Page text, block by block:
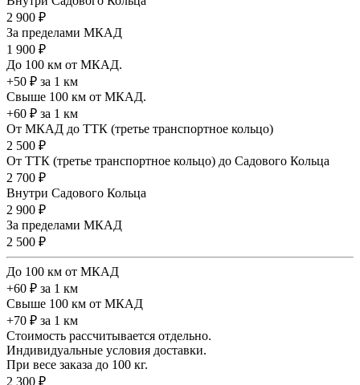
2 900 ₽
За пределами МКАД
1 900 ₽
До 100 км от МКАД.
+50 ₽ за 1 км
Свыше 100 км от МКАД.
+60 ₽ за 1 км
От МКАД до ТТК (третье транспортное кольцо)
2 500 ₽
От ТТК (третье транспортное кольцо) до Садового Кольца
2 700 ₽
Внутри Садового Кольца
2 900 ₽
За пределами МКАД
2 500 ₽
До 100 км от МКАД
+60 ₽ за 1 км
Свыше 100 км от МКАД
+70 ₽ за 1 км
Стоимость рассчитывается отдельно.
Индивидуальные условия доставки.
При весе заказа до 100 кг.
2 300 ₽